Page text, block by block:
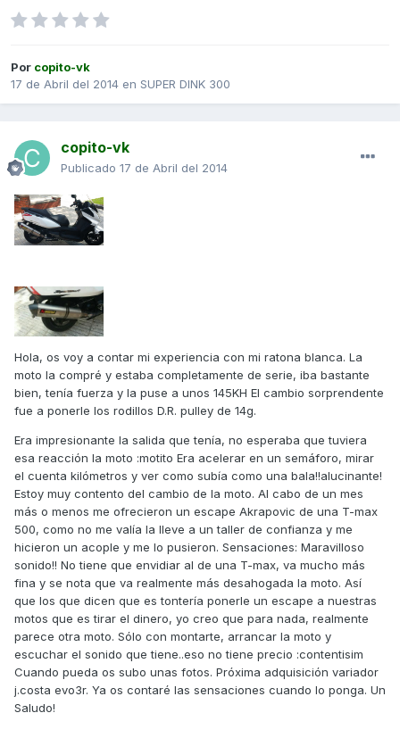
Por copito-vk
17 de Abril del 2014 en SUPER DINK 300
copito-vk
Publicado 17 de Abril del 2014
Hola, os voy a contar mi experiencia con mi ratona blanca. La
moto la compré y estaba completamente de serie, iba bastante
bien, tenía fuerza y la puse a unos 145KH El cambio sorprendente
fue a ponerle los rodillos D.R. pulley de 14g.
Era impresionante la salida que tenía, no esperaba que tuviera
esa reacción la moto :motito Era acelerar en un semáforo, mirar
el cuenta kilómetros y ver como subía como una bala!!alucinante!
Estoy muy contento del cambio de la moto. Al cabo de un mes
más o menos me ofrecieron un escape Akrapovic de una T-max
500, como no me valía la lleve a un taller de confianza y me
hicieron un acople y me lo pusieron. Sensaciones: Maravilloso
sonido!! No tiene que envidiar al de una T-max, va mucho más
fina y se nota que va realmente más desahogada la moto. Así
que los que dicen que es tontería ponerle un escape a nuestras
motos que es tirar el dinero, yo creo que para nada, realmente
parece otra moto. Sólo con montarte, arrancar la moto y
escuchar el sonido que tiene..eso no tiene precio :contentisim
Cuando pueda os subo unas fotos. Próxima adquisición variador
j.costa evo3r. Ya os contaré las sensaciones cuando lo ponga. Un
Saludo!